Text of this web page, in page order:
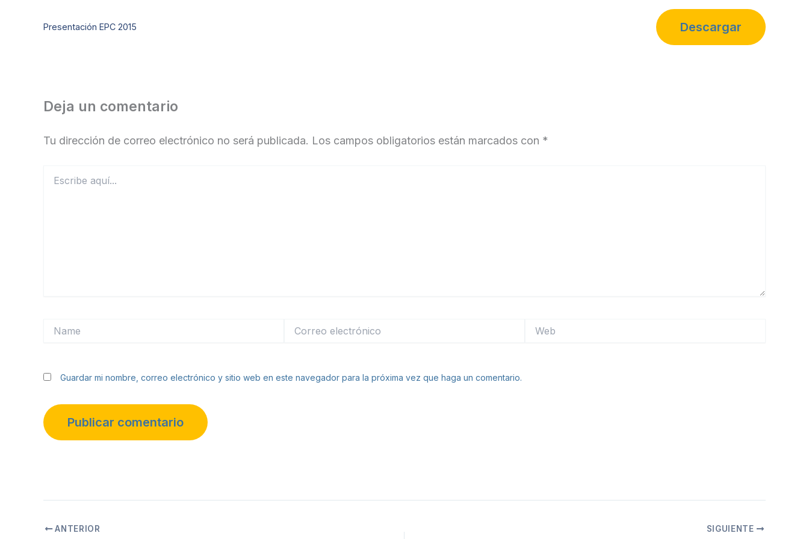
Presentación EPC 2015 Descargar
Deja un comentario
Tu dirección de correo electrónico no será publicada. Los campos obligatorios están marcados con *
aquí...
electrónico
Guardar mi nombre, correo electrónico y sitio web en este navegador para la próxima vez que haga un comentario.
ANTERIOR SIGUIENTE